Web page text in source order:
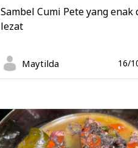
Sambel Cumi Pete yang enak
lezat
Maytilda 16/